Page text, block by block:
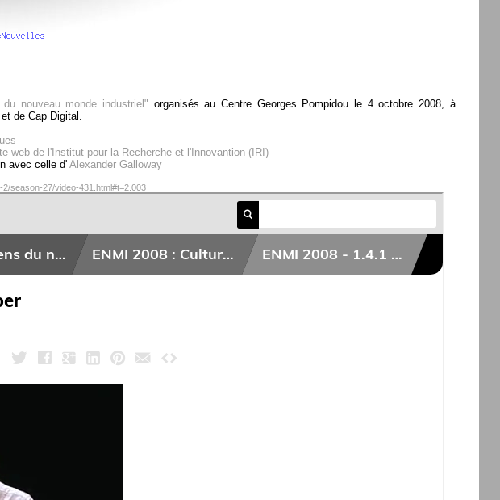
du nouveau monde industriel" organisés au Centre Georges Pompidou le 4 octobre 2008, à
de Cap Digital.
web de l'Institut pour la Recherche et l'Innovantion (IRI)
avec celle d'Alexander Galloway
season-27/video-431.html#t=2.003